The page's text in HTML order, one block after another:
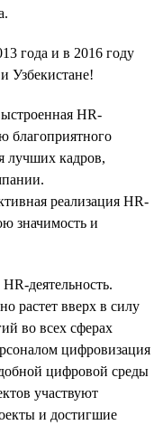
года и в 2016 году
Узбекистане!
HR-
благоприятного
лучших кадров,
реализация HR-
значимость и
деятельность.
растет вверх в силу
во всех сферах
цифровизация
цифровой среды
участвуют
и достигшие